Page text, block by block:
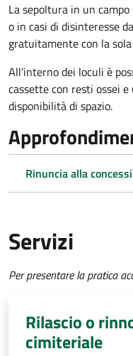
La sepoltura in un
o in casi di disinteresse
gratuitamente con la
All'interno dei loculi è
cassette con resti ossei
disponibilità di spazio.
Rinuncia alla
Servizi
Per presentare la pratica
Rilascio o
cimiteriale